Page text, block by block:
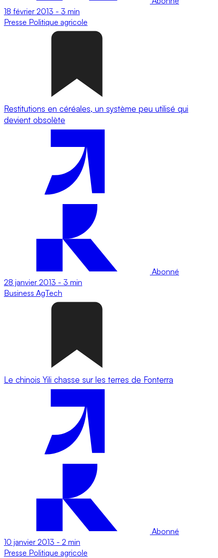
18 février 2013 - 3 min
Presse Politique agricole
Restitutions en céréales, un système peu utilisé qui
devient obsolète
Abonné
28 janvier 2013 - 3 min
Business AgTech
Le chinois Yili chasse sur les terres de Fonterra
Abonné
10 janvier 2013 - 2 min
Presse Politique agricole